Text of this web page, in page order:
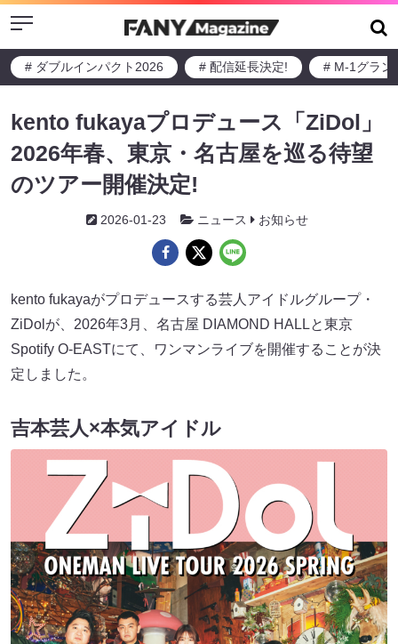
Menu
# ダブルインパクト2026 # 配信延長決定! # M-1グラン
kento fukayaプロデュース「ZiDol」
2026年春、東京・名古屋を巡る待望
のツアー開催決定!
2026-01-23 ニュース お知らせ
kento fukayaがプロデュースする芸人アイドルグループ・
ZiDolが、2026年3月、名古屋 DIAMOND HALLと東京
Spotify O-EASTにて、ワンマンライブを開催することが決
定しました。
吉本芸人×本気アイドル